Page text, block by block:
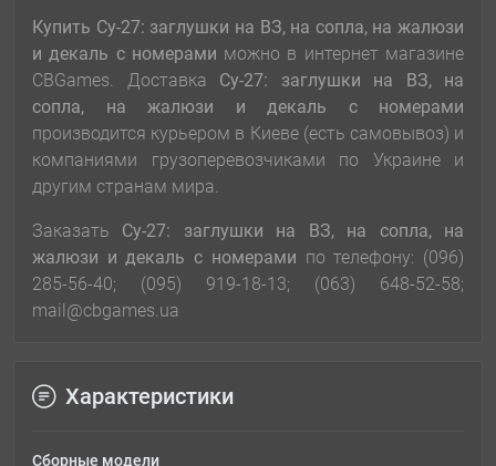
Купить Су-27: заглушки на ВЗ, на сопла, на жалюзи
и декаль с номерами можно в интернет магазине
CBGames. Доставка Су-27: заглушки на ВЗ, на
сопла, на жалюзи и декаль с номерами
производится курьером в Киеве (есть самовывоз) и
компаниями грузоперевозчиками по Украине и
другим странам мира.
Заказать Су-27: заглушки на ВЗ, на сопла, на
жалюзи и декаль с номерами по телефону: (096)
285-56-40; (095) 919-18-13; (063) 648-52-58;
mail@cbgames.ua
Характеристики
Сборные модели